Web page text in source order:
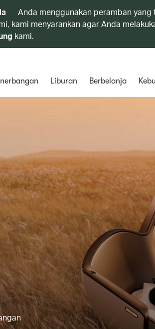
Anda menggunakan peramban
kami menyarankan agar Anda
kami.
Liburan Berbelanja